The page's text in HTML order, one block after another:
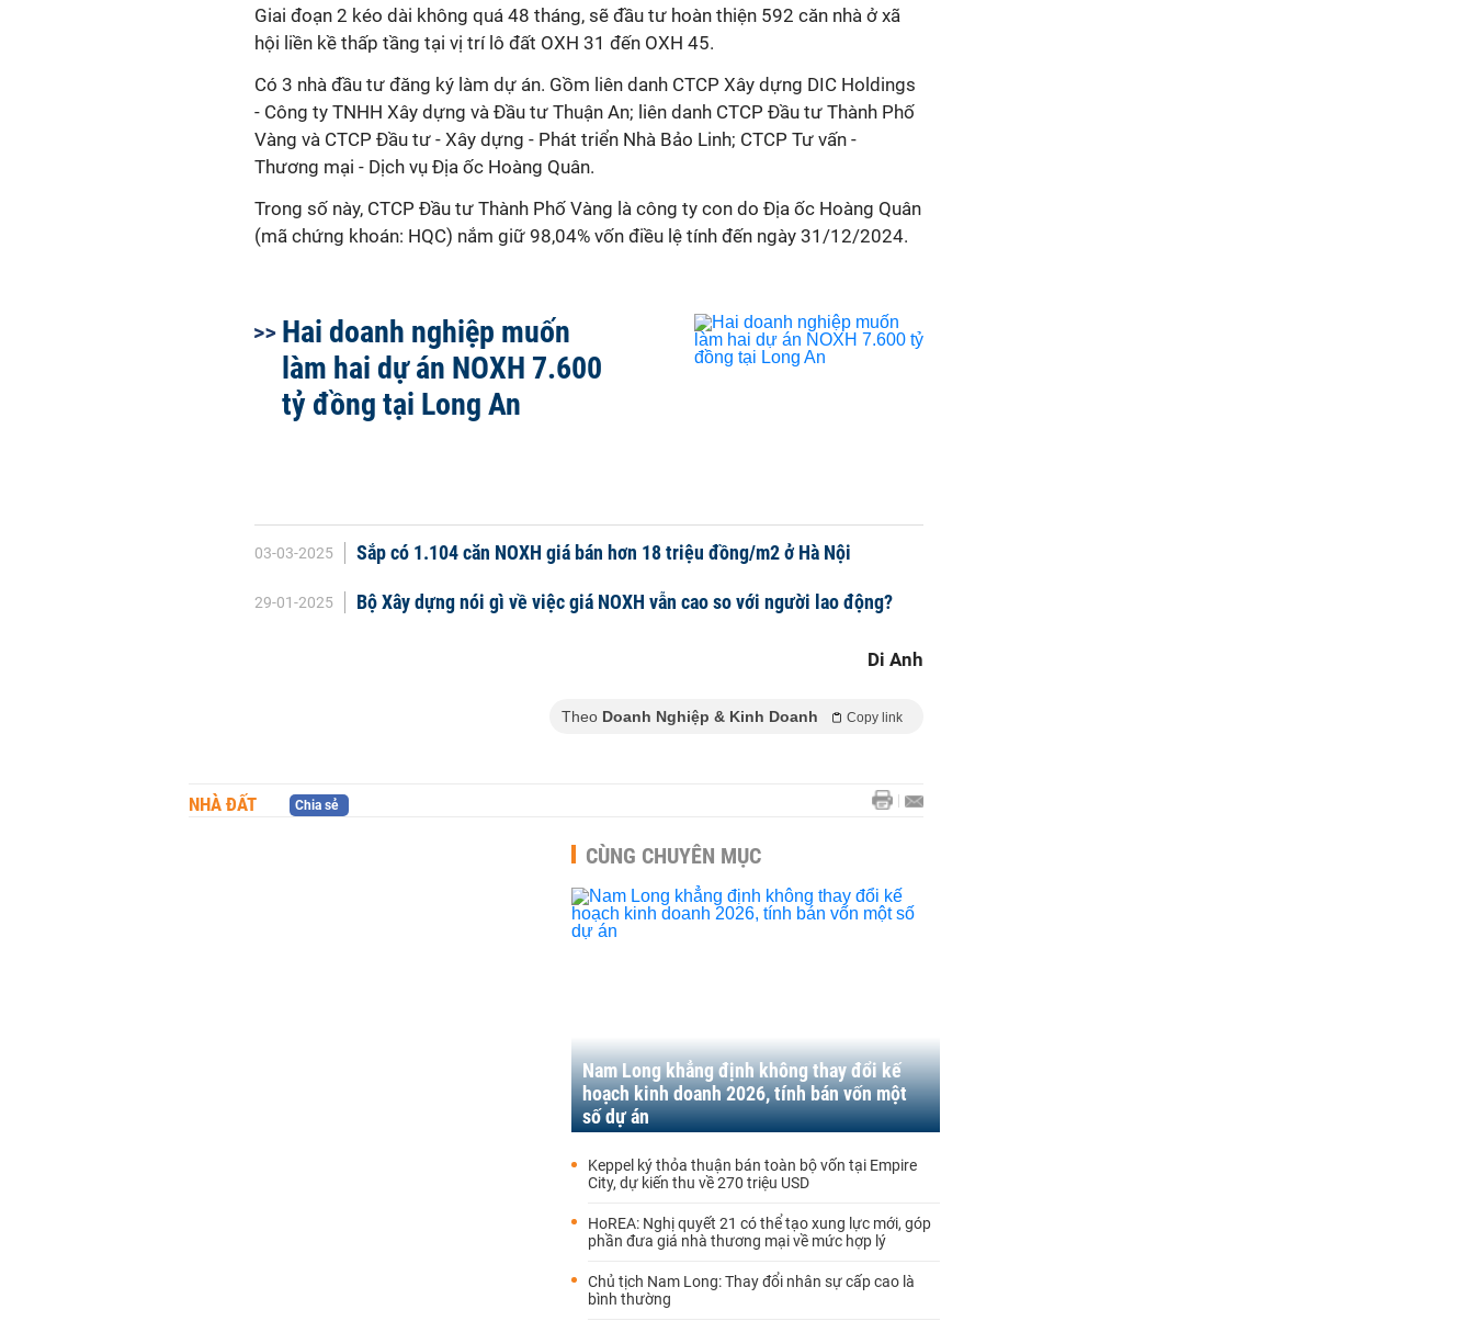
Giai đoạn 2 kéo dài không quá 48 tháng, sẽ đầu tư hoàn thiện 592 căn nhà ở xã
hội liền kề thấp tầng tại vị trí lô đất OXH 31 đến OXH 45.
Có 3 nhà đầu tư đăng ký làm dự án. Gồm liên danh CTCP Xây dựng DIC Holdings
- Công ty TNHH Xây dựng và Đầu tư Thuận An; liên danh CTCP Đầu tư Thành Phố
Vàng và CTCP Đầu tư - Xây dựng - Phát triển Nhà Bảo Linh; CTCP Tư vấn -
Thương mại - Dịch vụ Địa ốc Hoàng Quân.
Trong số này, CTCP Đầu tư Thành Phố Vàng là công ty con do Địa ốc Hoàng Quân
(mã chứng khoán: HQC) nắm giữ 98,04% vốn điều lệ tính đến ngày 31/12/2024.
Hai doanh nghiệp muốn
làm hai dự án NOXH 7.600
tỷ đồng tại Long An
03-03-2025 Sắp có 1.104 căn NOXH giá bán hơn 18 triệu đồng/m2 ở Hà Nội
29-01-2025 Bộ Xây dựng nói gì về việc giá NOXH vẫn cao so với người lao động?
Di Anh
Theo Doanh Nghiệp & Kinh Doanh Copy link
NHÀ ĐẤT Chia sẻ
CÙNG CHUYÊN MỤC
Nam Long khẳng định không thay đổi kế
hoạch kinh doanh 2026, tính bán vốn một
số dự án
Keppel ký thỏa thuận bán toàn bộ vốn tại Empire
City, dự kiến thu về 270 triệu USD
HoREA: Nghị quyết 21 có thể tạo xung lực mới, góp
phần đưa giá nhà thương mại về mức hợp lý
Chủ tịch Nam Long: Thay đổi nhân sự cấp cao là
bình thường